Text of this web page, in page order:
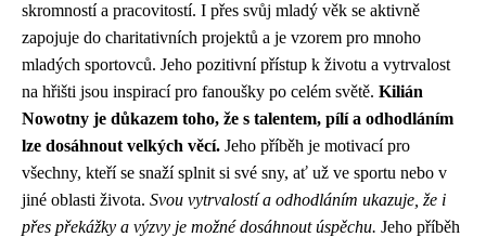
skromností a pracovitostí. I přes svůj mladý věk se aktivně
zapojuje do charitativních projektů a je vzorem pro mnoho
mladých sportovců. Jeho pozitivní přístup k životu a vytrvalost
na hřišti jsou inspirací pro fanoušky po celém světě. Kilián
Nowotny je důkazem toho, že s talentem, pílí a odhodláním
lze dosáhnout velkých věcí. Jeho příběh je motivací pro
všechny, kteří se snaží splnit si své sny, ať už ve sportu nebo v
jiné oblasti života. Svou vytrvalostí a odhodláním ukazuje, že i
přes překážky a výzvy je možné dosáhnout úspěchu. Jeho příběh